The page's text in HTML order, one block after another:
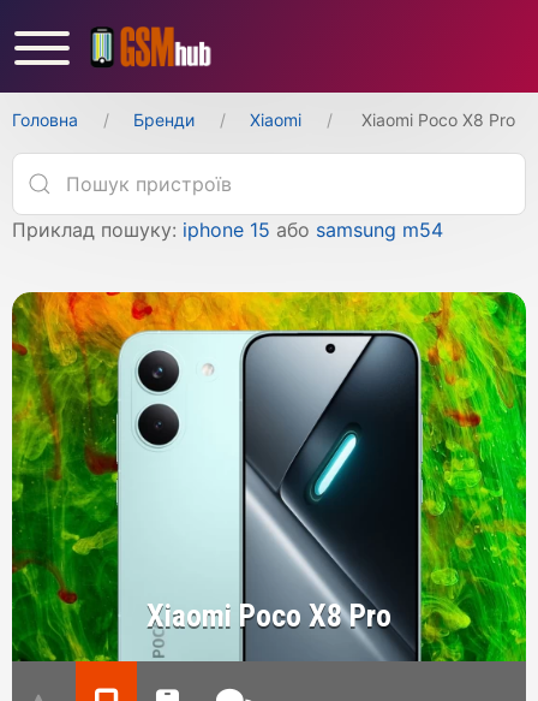
Головна Бренди Xiaomi Xiaomi Poco X8 Pro
Приклад пошуку: iphone 15 або samsung m54
Xiaomi Poco X8 Pro